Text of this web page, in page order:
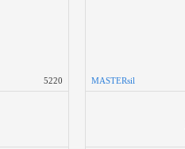
5220 MASTERsil